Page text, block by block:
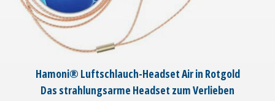
Hamoni® Luftschlauch-Headset Air in Rotgold
Das strahlungsarme Headset zum Verlieben